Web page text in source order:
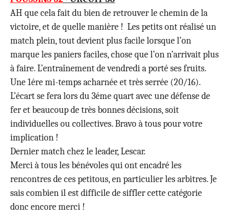
AH que cela fait du bien de retrouver le chemin de la
victoire, et de quelle manière ! Les petits ont réalisé un
match plein, tout devient plus facile lorsque l’on
marque les paniers faciles, chose que l’on n’arrivait plus
à faire. L’entraînement de vendredi a porté ses fruits.
Une 1ére mi-temps acharnée et très serrée (20/16).
L’écart se fera lors du 3éme quart avec une défense de
fer et beaucoup de très bonnes décisions, soit
individuelles ou collectives. Bravo à tous pour votre
implication !
Dernier match chez le leader, Lescar.
Merci à tous les bénévoles qui ont encadré les
rencontres de ces petitous, en particulier les arbitres. Je
sais combien il est difficile de siffler cette catégorie
donc encore merci !